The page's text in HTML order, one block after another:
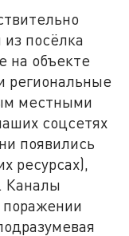
посёлка
на объекте
региональные
местными
соцсетях
появились
ресурсах),
Каналы
поражении